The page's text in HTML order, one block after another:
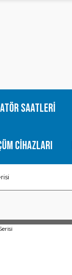
Saatleri
Cihazları